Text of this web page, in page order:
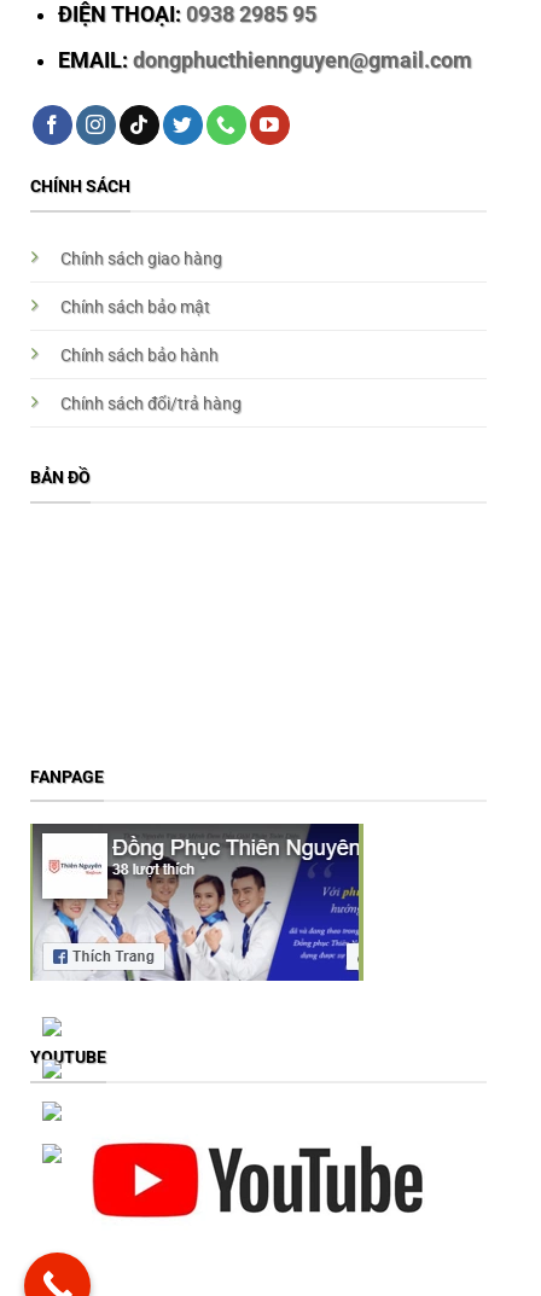
ĐIỆN THOẠI: 0938 2985 95
EMAIL: dongphucthiennguyen@gmail.com
CHÍNH SÁCH
Chính sách giao hàng
Chính sách bảo mật
Chính sách bảo hành
Chính sách đổi/trả hàng
BẢN ĐỒ
FANPAGE
YOUTUBE